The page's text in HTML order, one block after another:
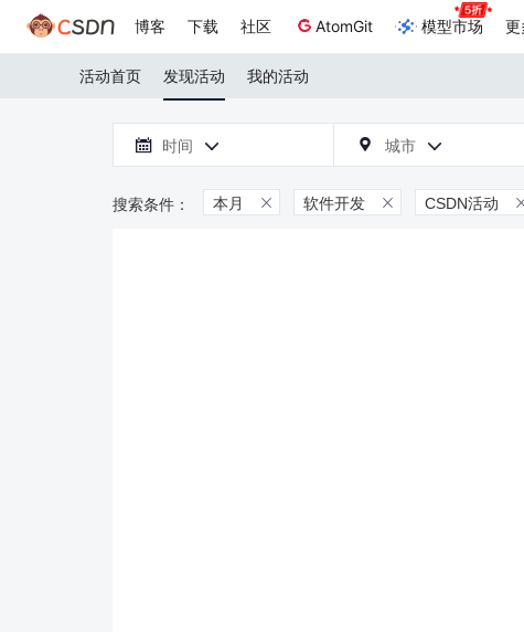
博客 下载 社区 AtomGit 模型市场 更
活动首页 发现活动 我的活动
 时间   城市 
本月  软件开发  CSDN活动